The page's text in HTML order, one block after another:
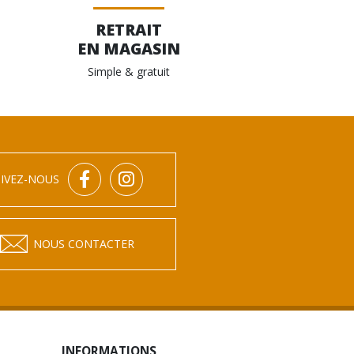
RETRAIT
EN MAGASIN
Simple & gratuit
NOUS
NOUS CONTACTER